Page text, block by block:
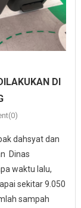
DI
dahsyat dan
Dinas
waktu lalu,
sekitar 9.050
sampah